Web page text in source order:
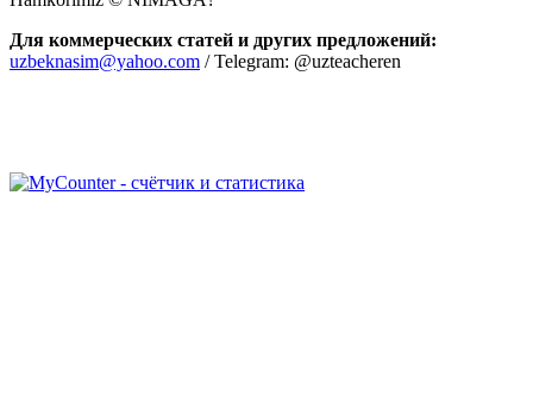
Для коммерческих статей и других предложений:
uzbeknasim@yahoo.com / Telegram: @uzteacheren